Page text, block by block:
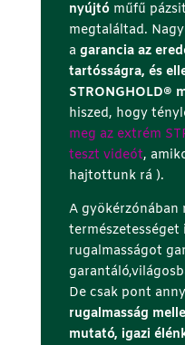
nyújtóműfű
megtaláltad.
a garancia az
tartósságra, és
STRONGHOLD®
hiszed, hogy
meg az extrém
teszt videót,
hajtottunk rá ).
A gyökérzónában
rugalmasságot
De csak pont
rugalmasság
mutató, igazi